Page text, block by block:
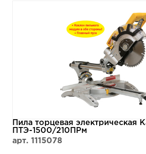
Пила торцевая электрическая
ПТЭ-1500/210ПРм
арт. 1115078